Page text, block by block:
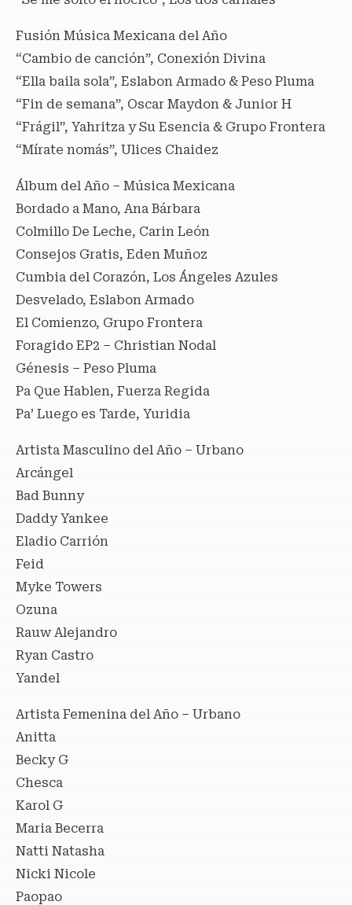
Fusión Música Mexicana del Año
“Cambio de canción”, Conexión Divina
“Ella baila sola”, Eslabon Armado & Peso Pluma
“Fin de semana”, Oscar Maydon & Junior H
“Frágil”, Yahritza y Su Esencia & Grupo Frontera
“Mírate nomás”, Ulices Chaidez
Álbum del Año – Música Mexicana
Bordado a Mano, Ana Bárbara
Colmillo De Leche, Carin León
Consejos Gratis, Eden Muñoz
Cumbia del Corazón, Los Ángeles Azules
Desvelado, Eslabon Armado
El Comienzo, Grupo Frontera
Foragido EP2 – Christian Nodal
Génesis – Peso Pluma
Pa Que Hablen, Fuerza Regida
Pa’ Luego es Tarde, Yuridia
Artista Masculino del Año – Urbano
Arcángel
Bad Bunny
Daddy Yankee
Eladio Carrión
Feid
Myke Towers
Ozuna
Rauw Alejandro
Ryan Castro
Yandel
Artista Femenina del Año – Urbano
Anitta
Becky G
Chesca
Karol G
Maria Becerra
Natti Natasha
Nicki Nicole
Paopao